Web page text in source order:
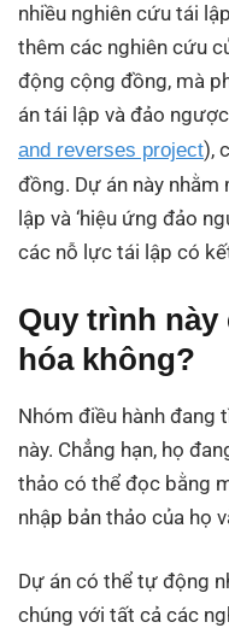
nhiều nghiên cứu tái
thêm các nghiên cứu
động cộng đồng, mà
án tái lập và đảo ngược
and reverses project),
đồng. Dự án này
lập và ‘hiệu ứng đảo
các nỗ lực tái lập có
Quy trình
hóa không?
Nhóm điều hành đang
này. Chẳng hạn, họ
thảo có thể đọc bằng
nhập bản thảo của họ
Dự án có thể tự động
chúng với tất cả các